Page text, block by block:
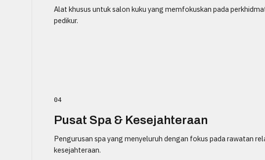
Alat khusus untuk salon kuku yang memfokuskan pada
pedikur.
04
Pusat Spa & Kesejahteraan
Pengurusan spa yang menyeluruh dengan fokus pada rawatan
kesejahteraan.